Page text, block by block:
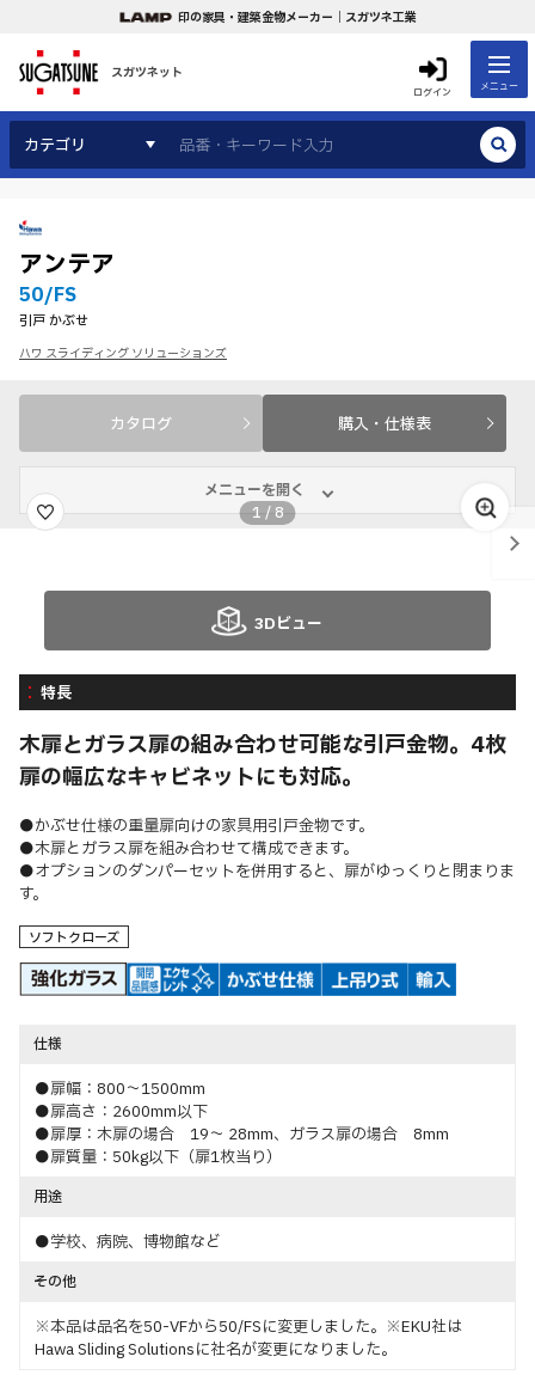
印の家具・建築金物メーカー｜スガツネ工業
スガツネット
ログイン メニュー
カテゴリ
アンテア
50/FS
引戸 かぶせ
ハワ スライディング ソリューションズ
カタログ 購入・仕様表
メニューを開く
1 / 8
3Dビュー
特長
木扉とガラス扉の組み合わせ可能な引戸金物。4枚
扉の幅広なキャビネットにも対応。
●かぶせ仕様の重量扉向けの家具用引戸金物です。
●木扉とガラス扉を組み合わせて構成できます。
●オプションのダンパーセットを併用すると、扉がゆっくりと閉まりま
す。
ソフトクローズ
仕様
●扉幅：800～1500mm
●扉高さ：2600mm以下
●扉厚：木扉の場合 19～ 28mm、ガラス扉の場合 8mm
●扉質量：50kg以下（扉1枚当り）
用途
●学校、病院、博物館など
その他
※本品は品名を50-VFから50/FSに変更しました。※EKU社は
Hawa Sliding Solutionsに社名が変更になりました。